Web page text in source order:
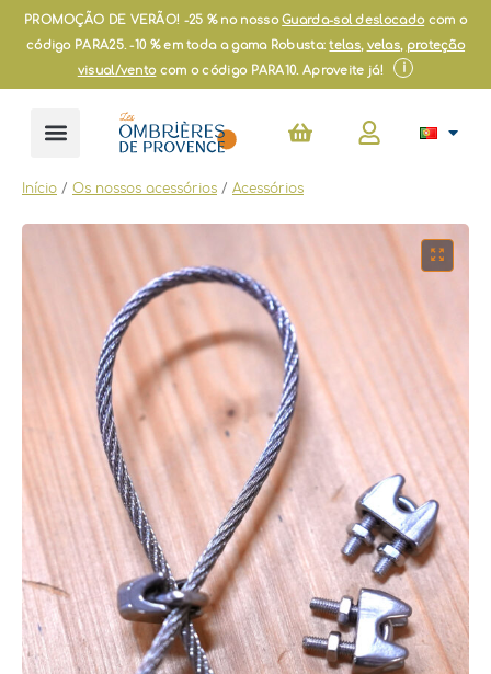
SkipPROMOÇÃO DE VERÃO! -25 % no nossoGuarda-sol deslocadocom o
código PARA25. -10 % em toda a gama Robusta:telas, velas, proteção
visual/ventocom o código PARA10. Aproveite já! i
Cart
Início / Os nossos acessórios / Acessórios